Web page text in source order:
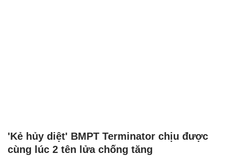
'Kẻ hủy diệt' BMPT Terminator chịu được
cùng lúc 2 tên lửa chống tăng